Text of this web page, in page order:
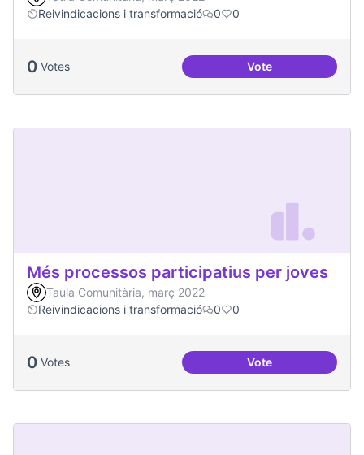
Reivindicacions i transformació
0 0
0 Votes VoteEmergència
Més processos participatius per joves
Taula Comunitària, març 2022
Reivindicacions i transformació
0 0
0 Votes VoteMés processos